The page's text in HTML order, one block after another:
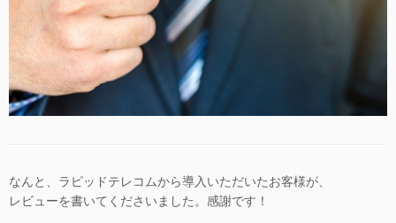
なんと、ラピッドテレコムから導入いただいたお客様が、
レビューを書いてくださいました。感謝です！